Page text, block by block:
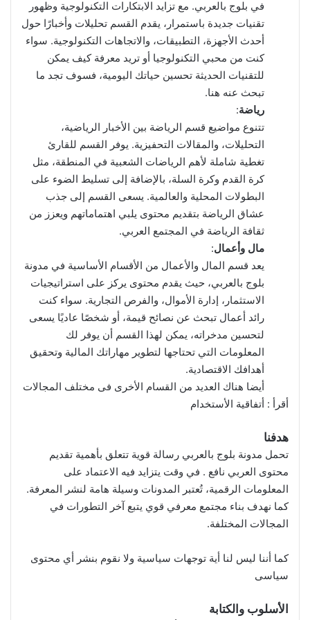
في بلوج بالعربي. مع تزايد الابتكارات التكنولوجية وظهور
تقنيات جديدة باستمرار، يقدم القسم تحليلات وأخبارًا حول
أحدث الأجهزة، التطبيقات، والاتجاهات التكنولوجية. سواء
كنت من محبي التكنولوجيا أو تريد معرفة كيف يمكن
للتقنيات الحديثة تحسين حياتك اليومية، فسوف تجد ما
تبحث عنه هنا.
رياضة:
تتنوع مواضيع قسم الرياضة بين الأخبار الرياضية،
التحليلات، والمقالات التحفيزية. يوفر القسم للقارئ
تغطية شاملة لأهم الرياضات الشعبية في المنطقة، مثل
كرة القدم وكرة السلة، بالإضافة إلى تسليط الضوء على
البطولات المحلية والعالمية. يسعى القسم إلى جذب
عشاق الرياضة بتقديم محتوى يلبي اهتماماتهم ويعزز من
ثقافة الرياضة في المجتمع العربي.
مال وأعمال:
يعد قسم المال والأعمال من الأقسام الأساسية في مدونة
بلوج بالعربي، حيث يقدم محتوى يركز على استراتيجيات
الاستثمار، إدارة الأموال، والفرص التجارية. سواء كنت
رائد أعمال تبحث عن نصائح قيمة، أو شخصًا عاديًا يسعى
لتحسين مدخراته، يمكن لهذا القسم أن يوفر لك
المعلومات التي تحتاجها لتطوير مهاراتك المالية وتحقيق
أهدافك الاقتصادية.
أيضا هناك العديد من القسام الأخرى فى مختلف المجالات
أقرأ : أتفاقية الأستخدام
هدفنا
تحمل مدونة بلوج بالعربي رسالة قوية تتعلق بأهمية تقديم
محتوى العربي نافع . في وقت يتزايد فيه الاعتماد على
المعلومات الرقمية، تُعتبر المدونات وسيلة هامة لنشر المعرفة.
كما نهدف بناء مجتمع معرفي قوي يتبع آخر التطورات في
المجالات المختلفة.
كما أننا ليس لنا أية توجهات سياسية ولا نقوم بنشر أي محتوى
سياسى
الأسلوب والكتابة